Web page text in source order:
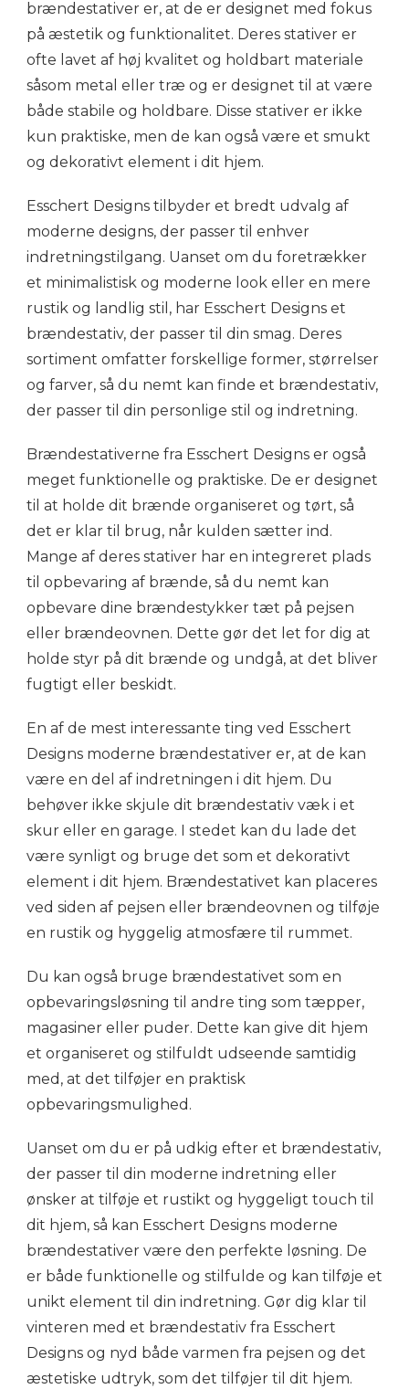
brændestativer er, at de er designet med fokus
på æstetik og funktionalitet. Deres stativer er
ofte lavet af høj kvalitet og holdbart materiale
såsom metal eller træ og er designet til at være
både stabile og holdbare. Disse stativer er ikke
kun praktiske, men de kan også være et smukt
og dekorativt element i dit hjem.
Esschert Designs tilbyder et bredt udvalg af
moderne designs, der passer til enhver
indretningstilgang. Uanset om du foretrækker
et minimalistisk og moderne look eller en mere
rustik og landlig stil, har Esschert Designs et
brændestativ, der passer til din smag. Deres
sortiment omfatter forskellige former, størrelser
og farver, så du nemt kan finde et brændestativ,
der passer til din personlige stil og indretning.
Brændestativerne fra Esschert Designs er også
meget funktionelle og praktiske. De er designet
til at holde dit brænde organiseret og tørt, så
det er klar til brug, når kulden sætter ind.
Mange af deres stativer har en integreret plads
til opbevaring af brænde, så du nemt kan
opbevare dine brændestykker tæt på pejsen
eller brændeovnen. Dette gør det let for dig at
holde styr på dit brænde og undgå, at det bliver
fugtigt eller beskidt.
En af de mest interessante ting ved Esschert
Designs moderne brændestativer er, at de kan
være en del af indretningen i dit hjem. Du
behøver ikke skjule dit brændestativ væk i et
skur eller en garage. I stedet kan du lade det
være synligt og bruge det som et dekorativt
element i dit hjem. Brændestativet kan placeres
ved siden af pejsen eller brændeovnen og tilføje
en rustik og hyggelig atmosfære til rummet.
Du kan også bruge brændestativet som en
opbevaringsløsning til andre ting som tæpper,
magasiner eller puder. Dette kan give dit hjem
et organiseret og stilfuldt udseende samtidig
med, at det tilføjer en praktisk
opbevaringsmulighed.
Uanset om du er på udkig efter et brændestativ,
der passer til din moderne indretning eller
ønsker at tilføje et rustikt og hyggeligt touch til
dit hjem, så kan Esschert Designs moderne
brændestativer være den perfekte løsning. De
er både funktionelle og stilfulde og kan tilføje et
unikt element til din indretning. Gør dig klar til
vinteren med et brændestativ fra Esschert
Designs og nyd både varmen fra pejsen og det
æstetiske udtryk, som det tilføjer til dit hjem.